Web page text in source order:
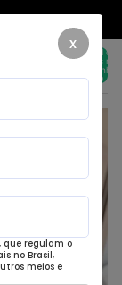
Total de
itens no
carrinho:
0
x
que regulam o
no Brasil,
meios e